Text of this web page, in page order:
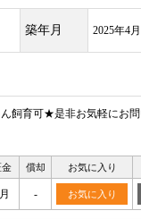
築年月 2025年4月
飼育可★是非お気軽にお
償却 お気に入り
- お気に入り